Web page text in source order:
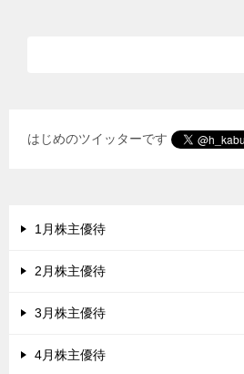
はじめのツイッターです
1月株主優待
2月株主優待
3月株主優待
4月株主優待